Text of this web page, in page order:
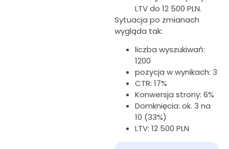
LTV do 12 500 PLN.
Sytuacja po zmianach
wygląda tak:
liczba wyszukiwań:
1200
pozycja w wynikach: 3
CTR: 17%
Konwersja strony: 6%
Domknięcia: ok. 3 na
10 (33%)
LTV: 12 500 PLN